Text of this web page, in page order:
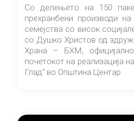
Со делењето на 150
прехранбени производи
семејства со висок
со Душко Христов од
Храна – БХМ, официјално
почетокот на реализација
Глад“ во Општина Центар